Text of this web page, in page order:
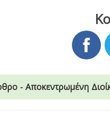
- Αποκεντρωμένη